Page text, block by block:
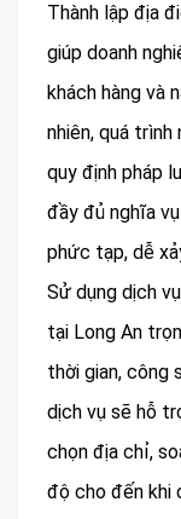
Thành lập địa
giúp doanh
khách hàng và
nhiên, quá trình
quy định pháp
đầy đủ nghĩa
phức tạp, dễ
Sử dụng dịch
tại Long An
thời gian, công
dịch vụ sẽ hỗ
chọn địa chỉ,
độ cho đến khi